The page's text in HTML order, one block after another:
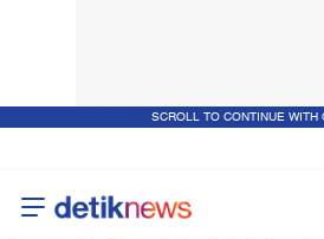
SCROLL TO CONTINUE WITH